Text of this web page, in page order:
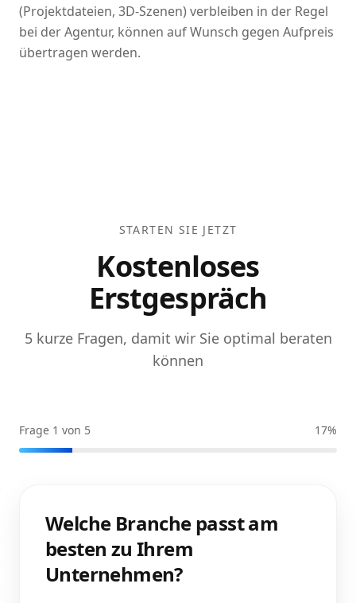
(Projektdateien, 3D-Szenen) verbleiben in der Regel
bei der Agentur, können auf Wunsch gegen Aufpreis
übertragen werden.
STARTEN SIE JETZT
Kostenloses
Erstgespräch
5 kurze Fragen, damit wir Sie optimal beraten
können
Frage 1 von 5 17%
Welche Branche passt am
besten zu Ihrem
Unternehmen?